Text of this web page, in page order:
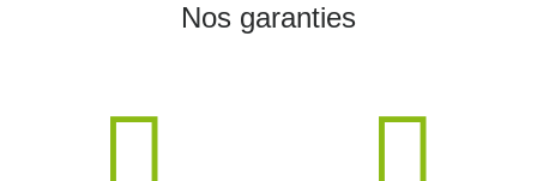
Nos garanties